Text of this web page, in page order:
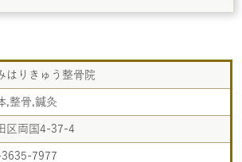
はりきゅう整骨院
,整骨,鍼灸
区両国4-37-4
7977